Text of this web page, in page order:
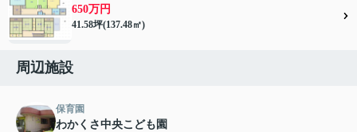
650万円
41.58坪(137.48㎡)
周辺施設
保育園
わかくさ中央こども園